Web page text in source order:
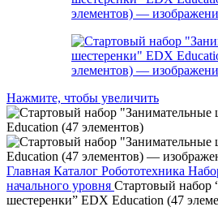
Нажмите, чтобы увеличить
Главная Каталог Робототехника
начального уровня Стартовый набор
шестеренки” EDX Education (47